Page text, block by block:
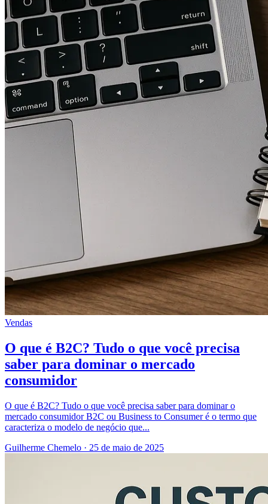
Vendas
O que é B2C? Tudo o que você precisa
saber para dominar o mercado
consumidor
O que é B2C? Tudo o que você precisa saber para dominar o
mercado consumidor B2C ou Business to Consumer é o termo que
caracteriza o modelo de negócio que...
Guilherme Chemelo · 25 de maio de 2025